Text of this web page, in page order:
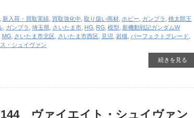
, 新入荷・買取実績, 買取強化中, 取り扱い商材, ホビー, ガンプラ , 桃太郎王
, ガンプラ , 埼玉県, さいたま市, HG, RG, 模型, 新機動戦記ガンダムW
, MG, さいたま市北区, さいたま市西区, 見沼, 岩槻, パーフェクトグレード,
・シュイヴァン
続きを見る
ヴァイエイト・シュイヴァン